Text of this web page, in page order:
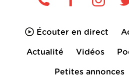
Écouter en direct
Actualité Vidéos
Petites annonces